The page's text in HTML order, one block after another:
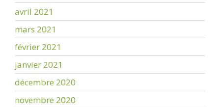
avril 2021
mars 2021
février 2021
janvier 2021
décembre 2020
novembre 2020